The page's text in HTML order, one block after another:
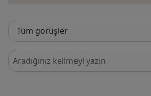
Görüşler içerisinde ara